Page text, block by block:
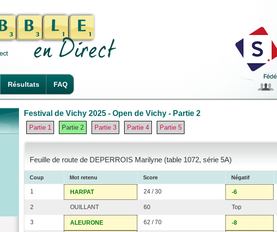
Résultats FAQ
Festival de Vichy 2025 - Open de Vichy - Partie 2
Partie 1 Partie 2 Partie 3 Partie 4 Partie 5
Feuille de route de DEPERROIS Marilyne (table 1072, série 5A)
Coup Mot retenu Score Négatif
1 HARPAT 24 / 30 -6
2 OUILLANT 60 Top
3 ALEURONE 62 / 70 -8